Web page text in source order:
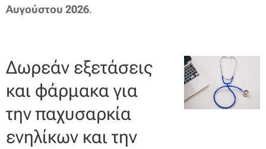
Αυγούστου 2026.
Δωρεάν εξετάσεις
και φάρμακα για
την παχυσαρκία
ενηλίκων και την